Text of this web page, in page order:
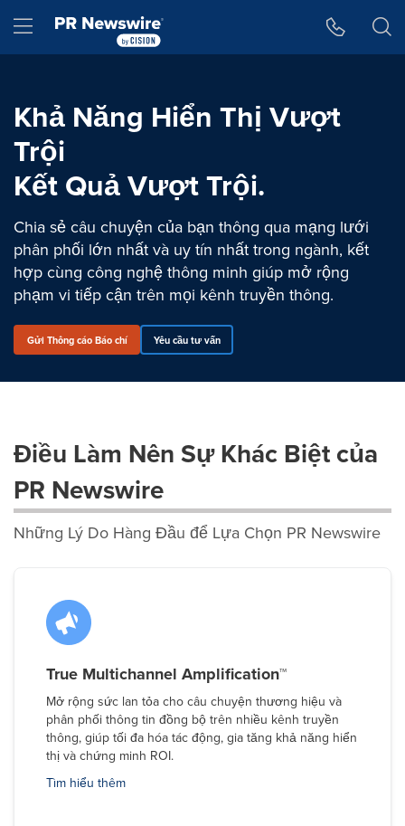
Hamburger menu
Khả Năng Hiển Thị Vượt
Trội
Kết Quả Vượt Trội.
Chia sẻ câu chuyện của bạn thông qua mạng lưới
phân phối lớn nhất và uy tín nhất trong ngành, kết
hợp cùng công nghệ thông minh giúp mở rộng
phạm vi tiếp cận trên mọi kênh truyền thông.
Gửi Thông cáo Báo chí Yêu cầu tư vấn
Điều Làm Nên Sự Khác Biệt của
PR Newswire
Những Lý Do Hàng Đầu để Lựa Chọn PR Newswire
True Multichannel Amplification™
Mở rộng sức lan tỏa cho câu chuyện thương hiệu và
phân phối thông tin đồng bộ trên nhiều kênh truyền
thông, giúp tối đa hóa tác động, gia tăng khả năng hiển
thị và chứng minh ROI.
Tìm hiểu thêm